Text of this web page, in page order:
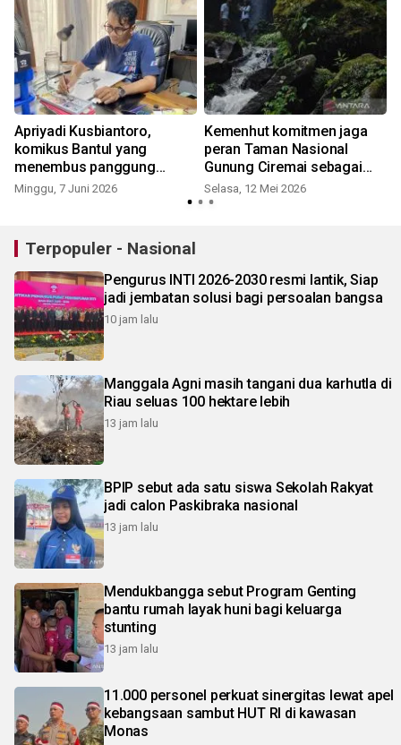
Apriyadi Kusbiantoro,
komikus Bantul yang
menembus panggung
internasional
Minggu, 7 Juni 2026
Kemenhut komitmen jaga
peran Taman Nasional
Gunung Ciremai sebagai
"Tower Air" Jawa Barat
Selasa, 12 Mei 2026
Terpopuler - Nasional
Pengurus INTI 2026-2030 resmi lantik, Siap
jadi jembatan solusi bagi persoalan bangsa
10 jam lalu
Manggala Agni masih tangani dua karhutla di
Riau seluas 100 hektare lebih
13 jam lalu
BPIP sebut ada satu siswa Sekolah Rakyat
jadi calon Paskibraka nasional
13 jam lalu
Mendukbangga sebut Program Genting
bantu rumah layak huni bagi keluarga
stunting
13 jam lalu
11.000 personel perkuat sinergitas lewat apel
kebangsaan sambut HUT RI di kawasan
Monas